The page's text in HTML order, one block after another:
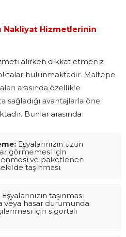
Nakliyat Hizmetlerinin
alırken dikkat etmeniz
bulunmaktadır. Maltepe
arasında özellikle
sağladığı avantajlarla öne
Bunlar arasında:
Eşyalarınızın uzun
görmemesi için
ve paketlenen
taşınması.
Eşyalarınızın taşınması
veya hasar durumunda
için sigortalı